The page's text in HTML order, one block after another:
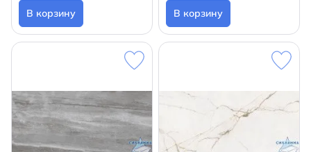
В корзину В корзину